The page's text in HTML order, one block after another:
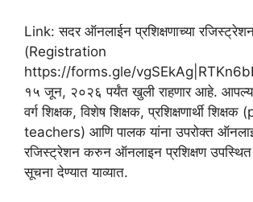
Link: सदर ऑनलाईन प्रशिक्षणाच्या
(Registration
https://forms.gle/
१५ जून, २०२६ पर्यंत खुली राहणार आहे. आपल्या
वर्ग शिक्षक, विशेष शिक्षक, प्रशिक्षणार्थी
teachers) आणि पालक यांना उपरोक्त
रजिस्ट्रेशन करुन ऑनलाइन प्रशिक्षण उपस्थित
सूचना देण्यात याव्यात.